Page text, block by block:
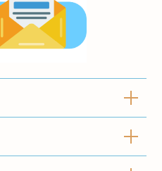
遇到不同程度的問題，
變、氣候不適應、 時